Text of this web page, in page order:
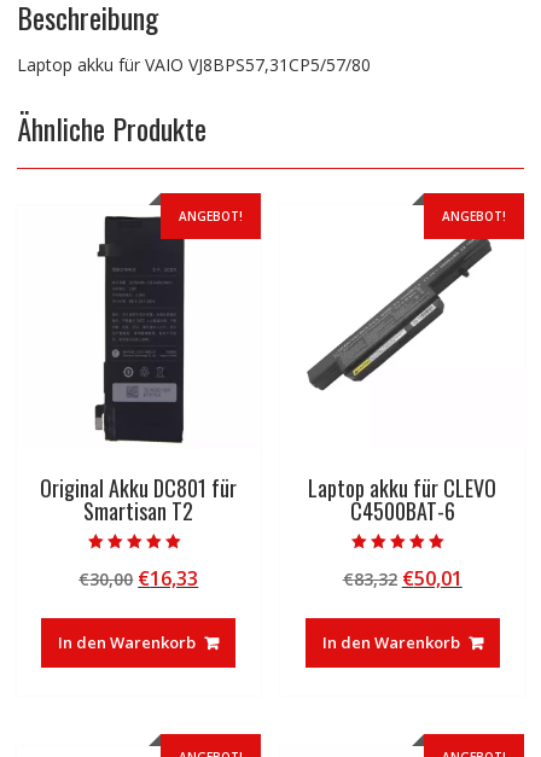
Beschreibung
Laptop akku für VAIO VJ8BPS57,31CP5/57/80
Ähnliche Produkte
ANGEBOT!
Original Akku DC801 für
Smartisan T2
5.00
von 5
€30,00 Ursprünglicher
war:
€30,00
€16,33
ist:
€16,33.
In den Warenkorb
ANGEBOT!
Laptop akku für CLEVO
C4500BAT-6
5.00
von 5
€83,32 Ursprünglicher
war:
€83,32
€50,01
ist:
€50,01.
In den Warenkorb